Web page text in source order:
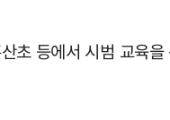
초 등에서 시범 교육